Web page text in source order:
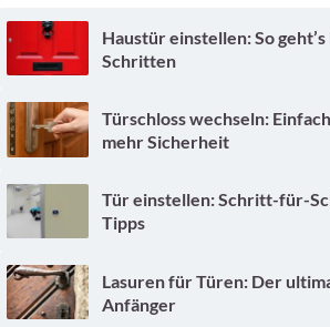
Haustür einstellen: So
Schritten
Türschloss wechseln:
mehr Sicherheit
Tür einstellen: Schritt-für-
Tipps
Lasuren für Türen: Der
Anfänger